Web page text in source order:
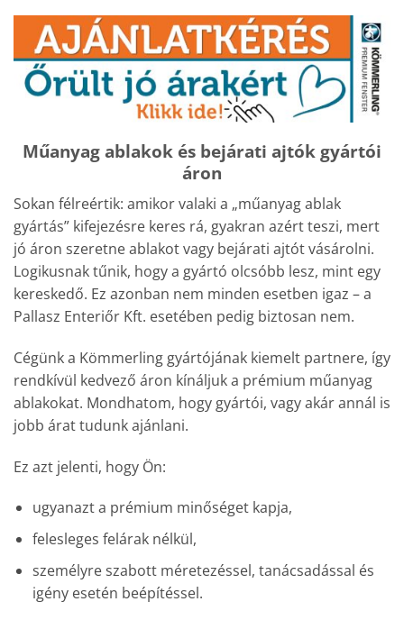
Műanyag ablakok és bejárati ajtók gyártói
áron
Sokan félreértik: amikor valaki a „műanyag ablak
gyártás” kifejezésre keres rá, gyakran azért teszi, mert
jó áron szeretne ablakot vagy bejárati ajtót vásárolni.
Logikusnak tűnik, hogy a gyártó olcsóbb lesz, mint egy
kereskedő. Ez azonban nem minden esetben igaz – a
Pallasz Enteriőr Kft. esetében pedig biztosan nem.
Cégünk a Kömmerling gyártójának kiemelt partnere, így
rendkívül kedvező áron kínáljuk a prémium műanyag
ablakokat. Mondhatom, hogy gyártói, vagy akár annál is
jobb árat tudunk ajánlani.
Ez azt jelenti, hogy Ön:
ugyanazt a prémium minőséget kapja,
felesleges felárak nélkül,
személyre szabott méretezéssel, tanácsadással és
igény esetén beépítéssel.